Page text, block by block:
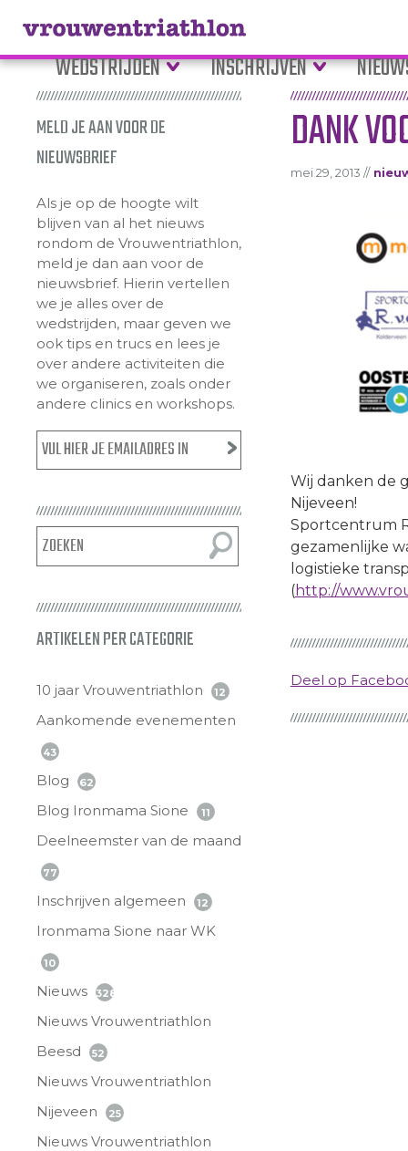
WEDSTRIJDEN INSCHRIJVEN
MELD JE AAN VOOR DE
NIEUWSBRIEF
Als je op de hoogte wilt
blijven van al het nieuws
rondom de Vrouwentriathlon,
meld je dan aan voor de
nieuwsbrief. Hierin vertellen
we je alles over de
wedstrijden, maar geven we
ook tips en trucs en lees je
over andere activiteiten die
we organiseren, zoals onder
andere clinics en workshops.
ARTIKELEN PER CATEGORIE
10 jaar Vrouwentriathlon 12
Aankomende evenementen
43
Blog 62
Blog Ironmama Sione 11
Deelneemster van de maand
77
Inschrijven algemeen 12
Ironmama Sione naar WK
10
Nieuws 328
Nieuws Vrouwentriathlon
Beesd
52
Nieuws Vrouwentriathlon
Nijeveen
25
Nieuws Vrouwentriathlon
DANK
mei 29, 2013 //
Wij danken de
Nijeveen!
Sportcentrum
gezamenlijke
logistieke
(http://
Deel op